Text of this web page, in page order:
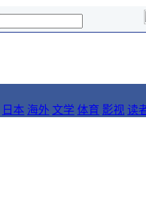
日本 海外 文学 体育 影视 读